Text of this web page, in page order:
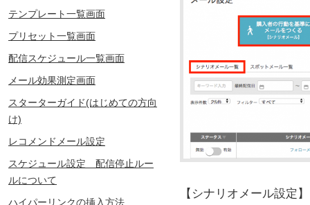
【シナリオメール設定】
テンプレート一覧画面
プリセット一覧画面
配信スケジュール一覧画面
メール効果測定画面
スターターガイド(はじめての方向
け)
レコメンドメール設定
スケジュール設定 配信停止ルー
ルについて
ハイパーリンクの挿入方法